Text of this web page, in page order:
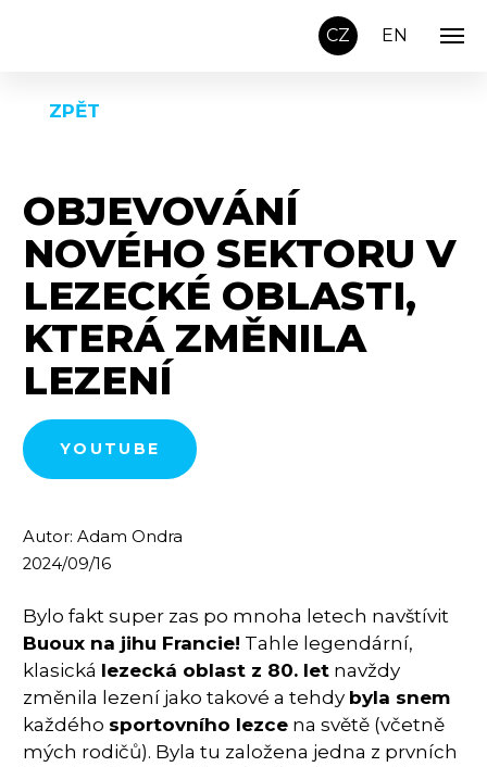
CZ EN
ZPĚT
OBJEVOVÁNÍ
NOVÉHO SEKTORU V
LEZECKÉ OBLASTI,
KTERÁ ZMĚNILA
LEZENÍ
YOUTUBE
Autor: Adam Ondra
2024/09/16
Bylo fakt super zas po mnoha letech navštívit
Buoux na jihu Francie! Tahle legendární,
klasická lezecká oblast z 80. let navždy
změnila lezení jako takové a tehdy byla snem
každého sportovního lezce na světě (včetně
mých rodičů). Byla tu založena jedna z prvních